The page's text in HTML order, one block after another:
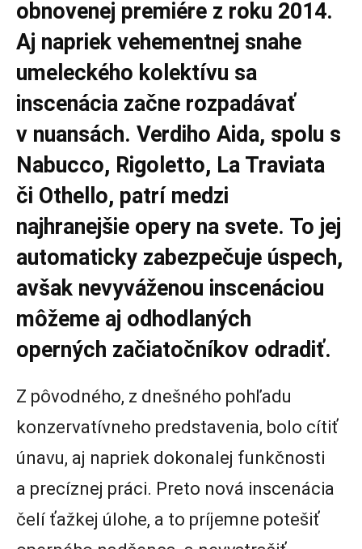
obnovenej premiére z roku 2014.
Aj napriek vehementnej snahe
umeleckého kolektívu sa
inscenácia začne rozpadávať
v nuansách. Verdiho Aida, spolu s
Nabucco, Rigoletto, La Traviata
či Othello, patrí medzi
najhranejšie opery na svete. To jej
automaticky zabezpečuje úspech,
avšak nevyváženou inscenáciou
môžeme aj odhodlaných
operných začiatočníkov odradiť.
Z pôvodného, z dnešného pohľadu
konzervatívneho predstavenia, bolo cítiť
únavu, aj napriek dokonalej funkčnosti
a precíznej práci. Preto nová inscenácia
čelí ťažkej úlohe, a to príjemne potešiť